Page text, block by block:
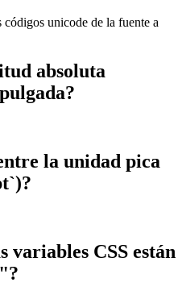
unicode de la fuente a
absoluta
la unidad pica
variables CSS están